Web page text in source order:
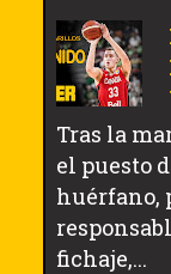
Tras la
el puesto
huérfano,
fichaje,...